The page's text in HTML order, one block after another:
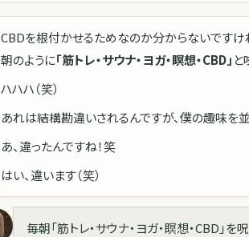
CBDを根付かせるためなのか分からないです
朝のように「筋トレ・サウナ・ヨガ・瞑想・CBD」
ハハハ（笑）
あれは結構勘違いされるんですが、僕の趣味を
あ、違ったんですね！笑
はい、違います（笑）
毎朝「筋トレ・サウナ・ヨガ・瞑想・CBD」